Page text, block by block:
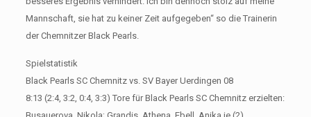
Mannschaft, sie hat zu keiner Zeit aufgegeben“ so die Trainerin
der Chemnitzer Black Pearls.
Spielstatistik
Black Pearls SC Chemnitz vs. SV Bayer Uerdingen 08
8:13 (2:4, 3:2, 0:4, 3:3) Tore für Black Pearls SC Chemnitz erzielten: